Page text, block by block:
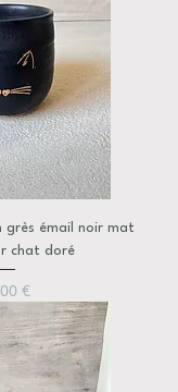
grès émail noir mat
chat doré
€